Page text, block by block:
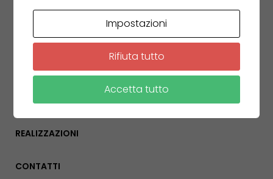
AZIENDA
AMBIENTI
COMPLEMENTI
REALIZZAZIONI
CONTATTI
Impostazioni
Rifiuta tutto
Accetta tutto